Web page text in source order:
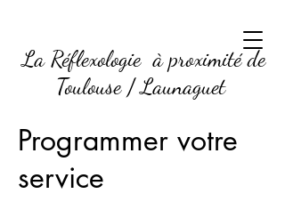
La Réflexologie à proximité de
Toulouse / Launaguet
Programmer votre
service